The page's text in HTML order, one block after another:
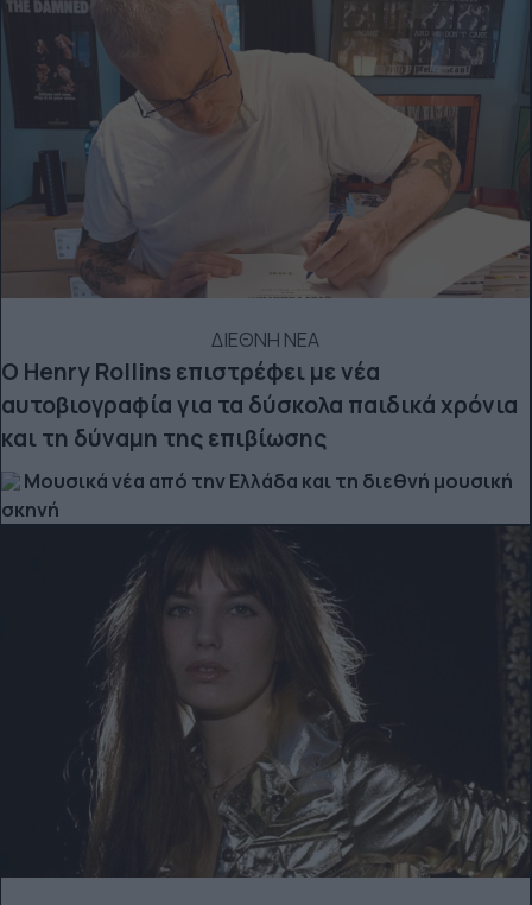
ΔΙΕΘΝΗ ΝΕΑ
Ο Henry Rollins επιστρέφει με νέα
αυτοβιογραφία για τα δύσκολα παιδικά χρόνια
και τη δύναμη της επιβίωσης
Μουσικά νέα από την Ελλάδα και τη διεθνή μουσική
σκηνή